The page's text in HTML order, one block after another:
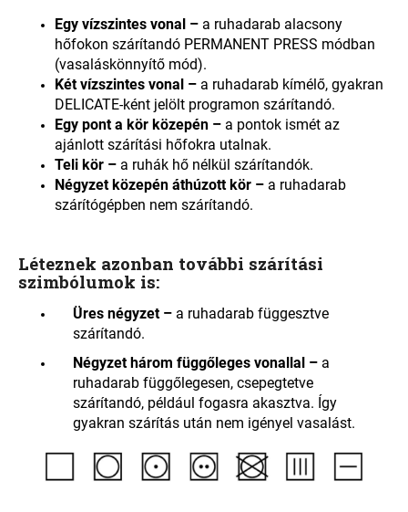
Egy vízszintes vonal – a ruhadarab alacsony
hőfokon szárítandó PERMANENT PRESS módban
(vasaláskönnyítő mód).
Két vízszintes vonal – a ruhadarab kímélő, gyakran
DELICATE-ként jelölt programon szárítandó.
Egy pont a kör közepén – a pontok ismét az
ajánlott szárítási hőfokra utalnak.
Teli kör – a ruhák hő nélkül szárítandók.
Négyzet közepén áthúzott kör – a ruhadarab
szárítógépben nem szárítandó.
Léteznek azonban további szárítási
szimbólumok is:
Üres négyzet – a ruhadarab függesztve
szárítandó.
Négyzet három függőleges vonallal – a
ruhadarab függőlegesen, csepegtetve
szárítandó, például fogasra akasztva. Így
gyakran szárítás után nem igényel vasalást.